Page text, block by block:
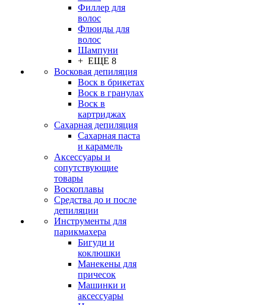
Филлер для
волос
Флюиды для
волос
Шампуни
+ ЕЩЕ 8
Восковая депиляция
Воск в брикетах
Воск в гранулах
Воск в
картриджах
Сахарная депиляция
Сахарная паста
и карамель
Аксессуары и
сопутствующие
товары
Воскоплавы
Средства до и после
депиляции
Инструменты для
парикмахера
Бигуди и
коклюшки
Манекены для
причесок
Машинки и
аксессуары